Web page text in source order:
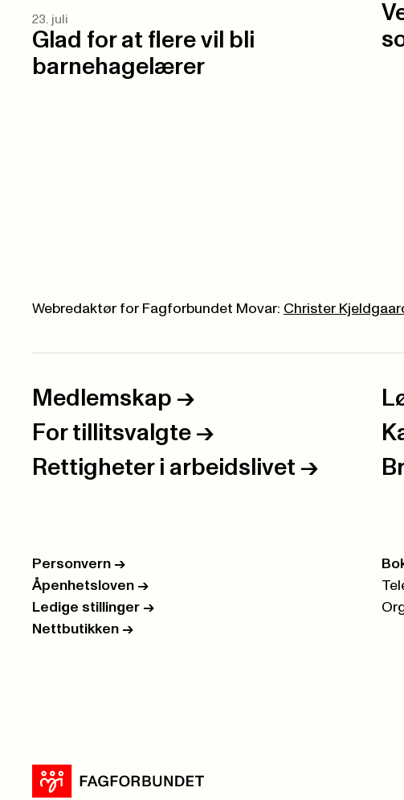
23. juli
Glad for at flere vil bli
barnehagelærer
Webredaktør for Fagforbundet Movar: Christer
Medlemskap ->
For tillitsvalgte ->
Rettigheter i arbeidslivet ->
Personvern ->
Åpenhetsloven ->
Ledige stillinger ->
Nettbutikken ->